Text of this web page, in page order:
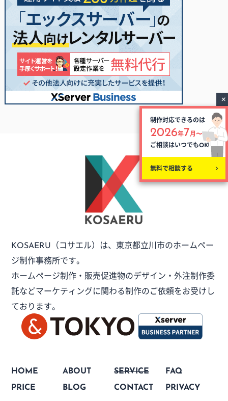
KOSAERU （コサエル）は、 東京都立川市のホームペー
ジ制作事務所です。
ホームページ制作・販売促進物のデザイン・外注制作委
託などマーケティングに関わる制作のご依頼をお受けし
ております。
HOME ABOUT SERVICE
FAQ
PRICE
BLOG CONTACT PRIVACY
制作対応できるのは
2026年7月〜
ご相談はいつでもOK!
無料で相談する